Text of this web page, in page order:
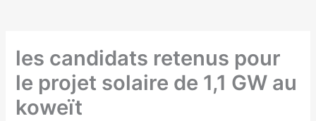
les candidats retenus pour
le projet solaire de 1,1 GW au
koweït